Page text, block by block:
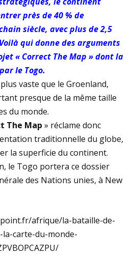
de la transition écologique : La
d’ECOGREEN et exige
30% R-PET au 1er décembre
– Match d’ouverture :
exceptionnelle !
près de 40 % de
siècle, avec plus de 2,5
qui donne des arguments
« Correct The Map » dont la
le Togo.
vaste que le Groenland,
presque de la même taille
du monde.
The Map » réclame donc
traditionnelle du globe,
la superficie du continent.
le Togo portera ce dossier
des Nations unies, à New
afrique/la-bataille-de-
carte-du-monde-